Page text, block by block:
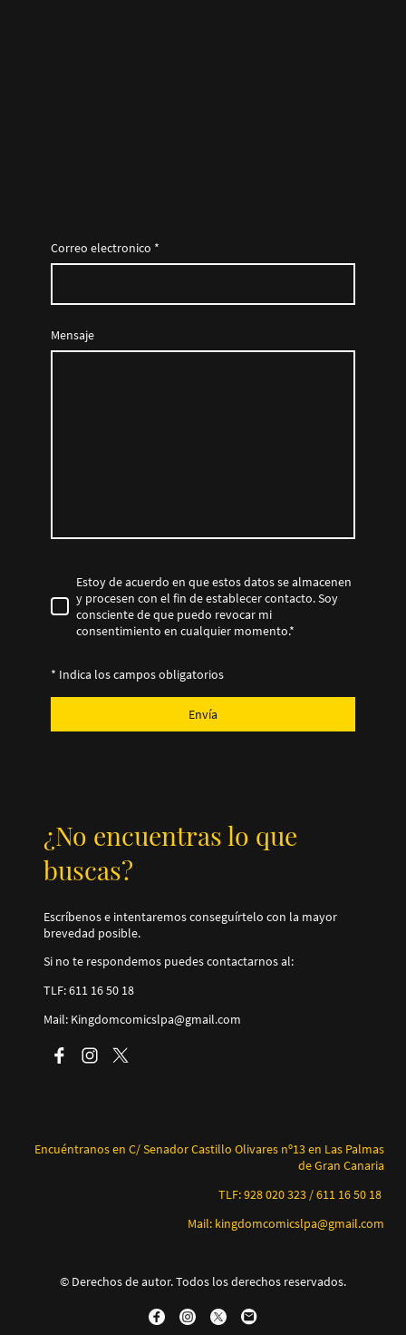
Correo electronico *
Mensaje
Estoy de acuerdo en que estos datos se almacenen
y procesen con el fin de establecer contacto. Soy
consciente de que puedo revocar mi
consentimiento en cualquier momento.*
* Indica los campos obligatorios
Envía
¿No encuentras lo que
buscas?
Escríbenos e intentaremos conseguírtelo con la mayor
brevedad posible.
Si no te respondemos puedes contactarnos al:
TLF: 611 16 50 18
Mail: Kingdomcomicslpa@gmail.com
Encuéntranos en C/ Senador Castillo Olivares nº13 en Las Palmas
de Gran Canaria
TLF: 928 020 323 / 611 16 50 18
Mail: kingdomcomicslpa@gmail.com
© Derechos de autor. Todos los derechos reservados.